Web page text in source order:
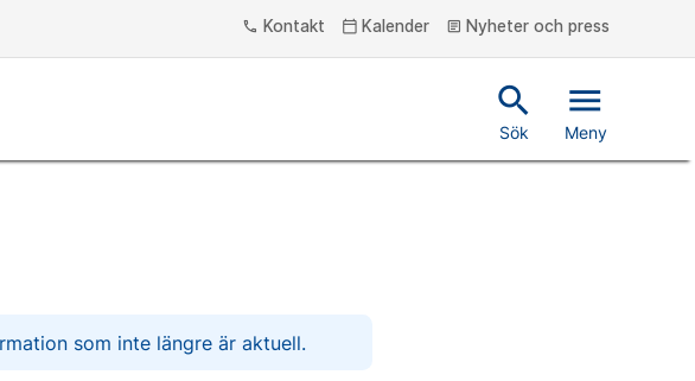
phone Kontakt calendar_today Kalender article Nyheter och press
search
Sök
menu
Meny
som inte längre är aktuell.